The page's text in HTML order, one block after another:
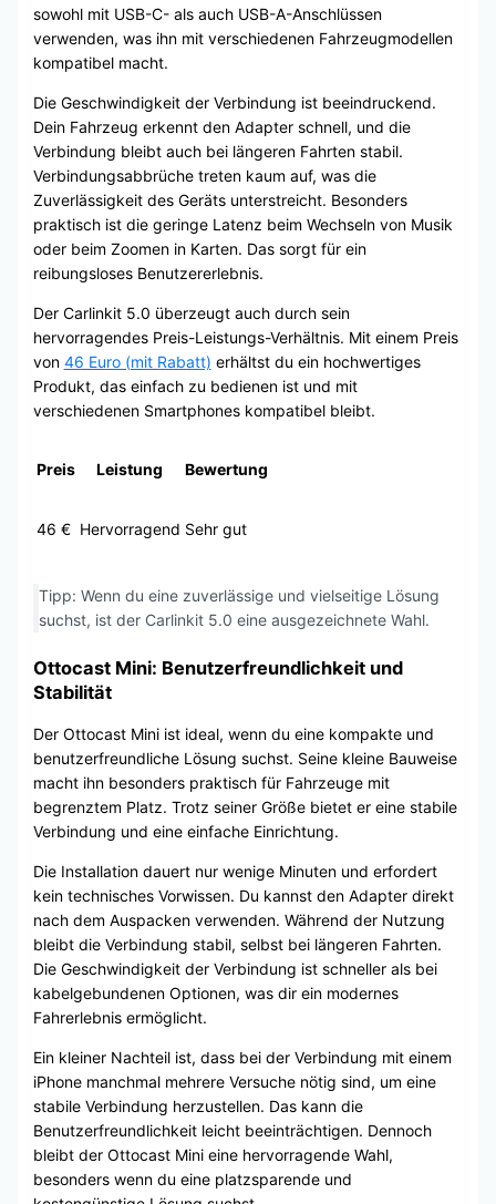
sowohl mit USB-C- als auch USB-A-Anschlüssen
verwenden, was ihn mit verschiedenen Fahrzeugmodellen
kompatibel macht.
Die Geschwindigkeit der Verbindung ist beeindruckend.
Dein Fahrzeug erkennt den Adapter schnell, und die
Verbindung bleibt auch bei längeren Fahrten stabil.
Verbindungsabbrüche treten kaum auf, was die
Zuverlässigkeit des Geräts unterstreicht. Besonders
praktisch ist die geringe Latenz beim Wechseln von Musik
oder beim Zoomen in Karten. Das sorgt für ein
reibungsloses Benutzererlebnis.
Der Carlinkit 5.0 überzeugt auch durch sein
hervorragendes Preis-Leistungs-Verhältnis. Mit einem Preis
von 46 Euro (mit Rabatt) erhältst du ein hochwertiges
Produkt, das einfach zu bedienen ist und mit
verschiedenen Smartphones kompatibel bleibt.
Preis Leistung Bewertung
46 € Hervorragend Sehr gut
Tipp: Wenn du eine zuverlässige und vielseitige Lösung
suchst, ist der Carlinkit 5.0 eine ausgezeichnete Wahl.
Ottocast Mini: Benutzerfreundlichkeit und
Stabilität
Der Ottocast Mini ist ideal, wenn du eine kompakte und
benutzerfreundliche Lösung suchst. Seine kleine Bauweise
macht ihn besonders praktisch für Fahrzeuge mit
begrenztem Platz. Trotz seiner Größe bietet er eine stabile
Verbindung und eine einfache Einrichtung.
Die Installation dauert nur wenige Minuten und erfordert
kein technisches Vorwissen. Du kannst den Adapter direkt
nach dem Auspacken verwenden. Während der Nutzung
bleibt die Verbindung stabil, selbst bei längeren Fahrten.
Die Geschwindigkeit der Verbindung ist schneller als bei
kabelgebundenen Optionen, was dir ein modernes
Fahrerlebnis ermöglicht.
Ein kleiner Nachteil ist, dass bei der Verbindung mit einem
iPhone manchmal mehrere Versuche nötig sind, um eine
stabile Verbindung herzustellen. Das kann die
Benutzerfreundlichkeit leicht beeinträchtigen. Dennoch
bleibt der Ottocast Mini eine hervorragende Wahl,
besonders wenn du eine platzsparende und